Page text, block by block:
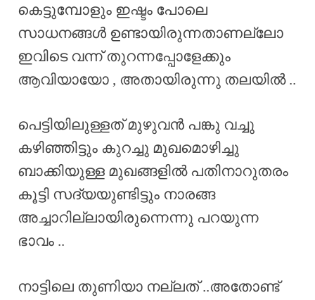
കെട്ടുമ്പോളും ഇഷ്ടം പോലെ
സാധനങ്ങൾ ഉണ്ടായിരുന്നതാണല്ലോ
ഇവിടെ വന്ന് തുറന്നപ്പോളേക്കും
ആവിയായോ , അതായിരുന്നു തലയിൽ ..
പെട്ടിയിലുള്ളത് മുഴുവൻ പങ്കു വച്ചു
കഴിഞ്ഞിട്ടും കുറച്ചു മുഖമൊഴിച്ചു
ബാക്കിയുള്ള മുഖങ്ങളിൽ പതിനാറുതരം
കൂട്ടി സദ്യയുണ്ടിട്ടും നാരങ്ങ
അച്ചാറില്ലായിരുന്നെന്നു പറയുന്ന
ഭാവം ..
നാട്ടിലെ തുണിയാ നല്ലത് ..അതോണ്ട്